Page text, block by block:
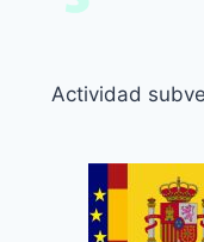
Actividad